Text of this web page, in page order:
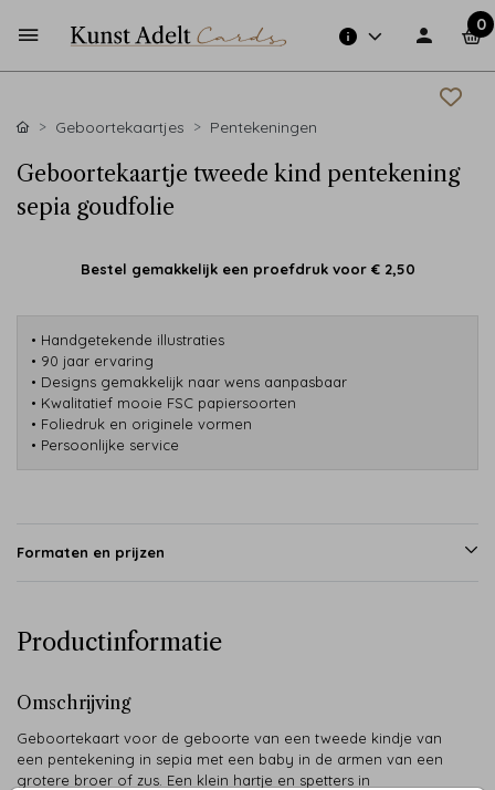
0
Geboortekaartjes Pentekeningen
Geboortekaartje tweede kind pentekening
sepia goudfolie
Bestel gemakkelijk een proefdruk voor € 2,50
• Handgetekende illustraties
• 90 jaar ervaring
• Designs gemakkelijk naar wens aanpasbaar
• Kwalitatief mooie FSC papiersoorten
• Foliedruk en originele vormen
• Persoonlijke service
Formaten en prijzen
Productinformatie
Omschrijving
Geboortekaart voor de geboorte van een tweede kindje van
een pentekening in sepia met een baby in de armen van een
grotere broer of zus. Een klein hartje en spetters in